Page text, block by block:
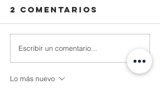
2 comentarios
Escribir un comentario...
Lo más nuevo